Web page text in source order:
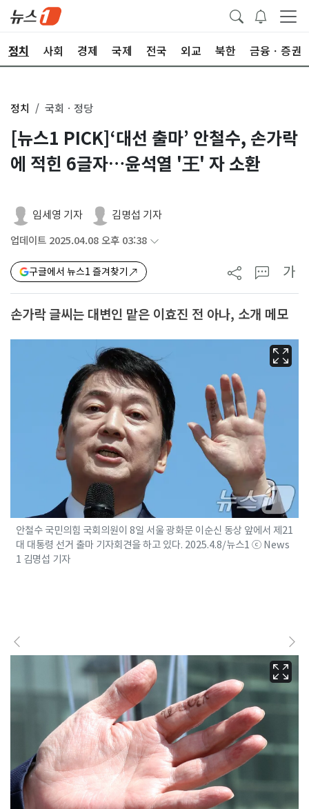
정치 사회 경제 국제 전국 외교 북한 금융ㆍ증권
정치 국회ㆍ정당
[뉴스1 PICK]‘대선 출마’ 안철수, 손가락
에 적힌 6글자…윤석열 '王' 자 소환
임세영 기자 김명섭 기자
업데이트 2025.04.08 오후 03:38
구글에서 뉴스1 즐겨찾기 가
손가락 글씨는 대변인 맡은 이효진 전 아나, 소개 메모
안철수 국민의힘 국회의원이 8일 서울 광화문 이순신 동상 앞에서 제21
대 대통령 선거 출마 기자회견을 하고 있다. 2025.4.8/뉴스1 ⓒ News
1 김명섭 기자